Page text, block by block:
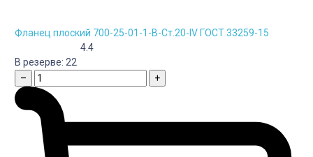
Фланец плоский 700-25-01-1-B-Cт.20-IV ГОСТ 33259-15
4.4
В резерве: 22
–
+